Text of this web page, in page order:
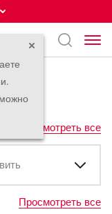
Просмотреть все
Просмотреть все